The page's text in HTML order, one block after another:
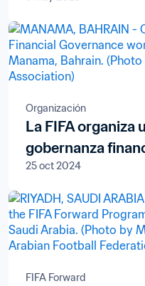
Organización
La FIFA organiza
gobernanza
25 oct 2024
FIFA Forward